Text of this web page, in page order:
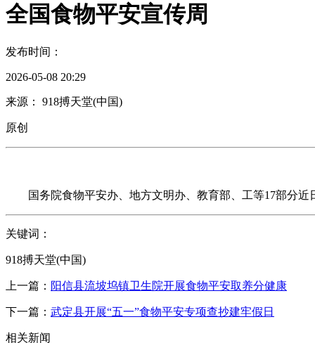
全国食物平安宣传周
发布时间：
2026-05-08 20:29
来源： 918搏天堂(中国)
原创
国务院食物平安办、地方文明办、教育部、工等17部分近
关键词：
918搏天堂(中国)
上一篇： 阳信县流坡坞镇卫生院开展食物平安取养分健康
下一篇： 武定县开展“五一”食物平安专项查抄建牢假日
相关新闻